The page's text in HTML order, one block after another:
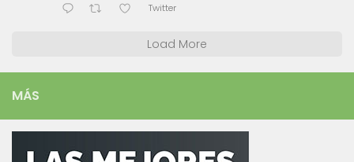
Twitter
Load More
MÁS